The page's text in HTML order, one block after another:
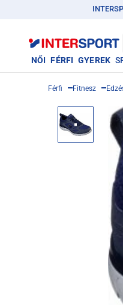
NŐI FÉRFI GYEREK
Férfi Fitnesz